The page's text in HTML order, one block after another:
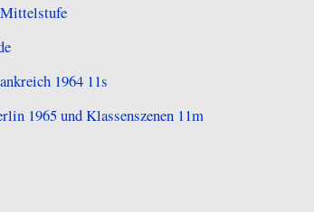
Mittelstufe
1964 11s
1965 und Klassenszenen 11m